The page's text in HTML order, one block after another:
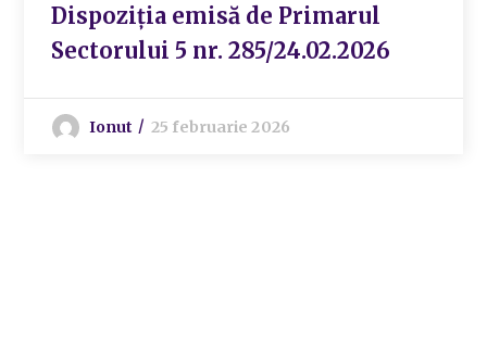
Dispoziția emisă de Primarul
Sectorului 5 nr. 285/24.02.2026
Ionut 25 februarie 2026